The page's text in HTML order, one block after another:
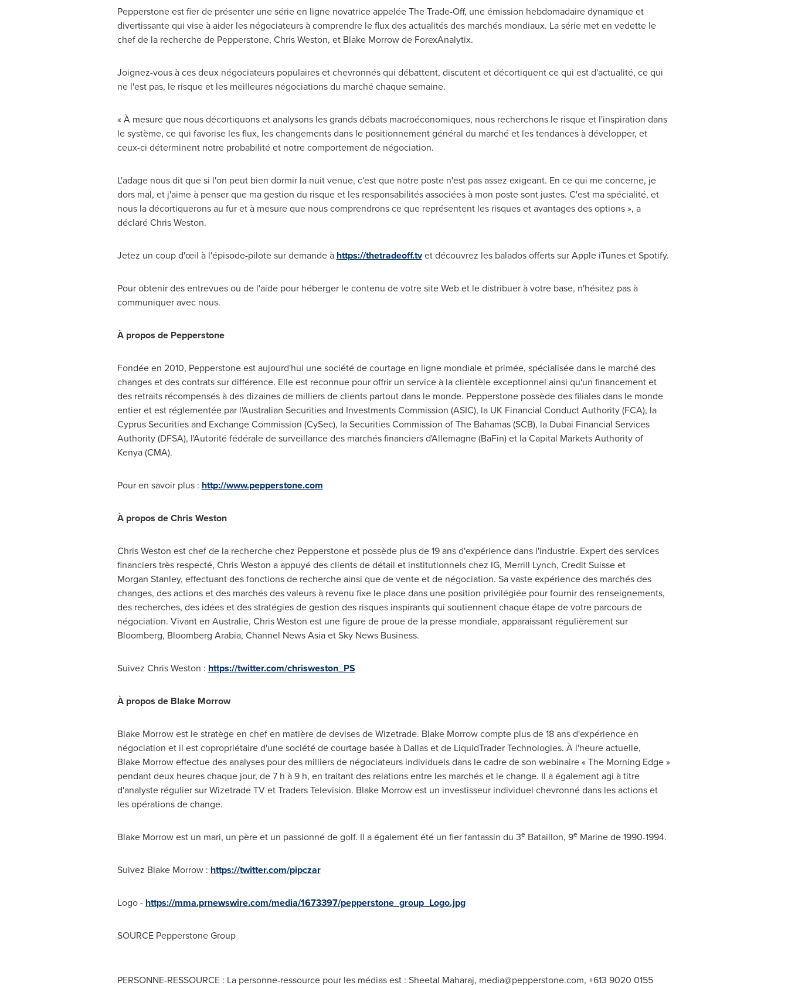
Pepperstone est fier de présenter une série en ligne novatrice appelée The Trade-Off, une émission hebdomadaire dynamique et
divertissante qui vise à aider les négociateurs à comprendre le flux des actualités des marchés mondiaux. La série met en vedette le
chef de la recherche de Pepperstone, Chris Weston, et Blake Morrow de ForexAnalytix.
Joignez-vous à ces deux négociateurs populaires et chevronnés qui débattent, discutent et décortiquent ce qui est d'actualité, ce qui
ne l'est pas, le risque et les meilleures négociations du marché chaque semaine.
« À mesure que nous décortiquons et analysons les grands débats macroéconomiques, nous recherchons le risque et l'inspiration dans
le système, ce qui favorise les flux, les changements dans le positionnement général du marché et les tendances à développer, et
ceux-ci déterminent notre probabilité et notre comportement de négociation.
L'adage nous dit que si l'on peut bien dormir la nuit venue, c'est que notre poste n'est pas assez exigeant. En ce qui me concerne, je
dors mal, et j'aime à penser que ma gestion du risque et les responsabilités associées à mon poste sont justes. C'est ma spécialité, et
nous la décortiquerons au fur et à mesure que nous comprendrons ce que représentent les risques et avantages des options », a
déclaré Chris Weston.
Jetez un coup d'œil à l'épisode-pilote sur demande à https://thetradeoff.tvet découvrez les balados offerts sur Apple iTunes et Spotify.
Pour obtenir des entrevues ou de l'aide pour héberger le contenu de votre site Web et le distribuer à votre base, n'hésitez pas à
communiquer avec nous.
À propos de Pepperstone
Fondée en 2010, Pepperstone est aujourd'hui une société de courtage en ligne mondiale et primée, spécialisée dans le marché des
changes et des contrats sur différence. Elle est reconnue pour offrir un service à la clientèle exceptionnel ainsi qu'un financement et
des retraits récompensés à des dizaines de milliers de clients partout dans le monde. Pepperstone possède des filiales dans le monde
entier et est réglementée par l'Australian Securities and Investments Commission (ASIC), la UK Financial Conduct Authority (FCA), la
Cyprus Securities and Exchange Commission (CySec), la Securities Commission of The Bahamas (SCB), la Dubai Financial Services
Authority (DFSA), l'Autorité fédérale de surveillance des marchés financiers d'Allemagne (BaFin) et la Capital Markets Authority of
Kenya (CMA).
Pour en savoir plus : http://www.pepperstone.com
À propos de Chris Weston
Chris Weston est chef de la recherche chez Pepperstone et possède plus de 19 ans d'expérience dans l'industrie. Expert des services
financiers très respecté, Chris Weston a appuyé des clients de détail et institutionnels chez IG, Merrill Lynch, Credit Suisse et
Morgan Stanley, effectuant des fonctions de recherche ainsi que de vente et de négociation. Sa vaste expérience des marchés des
changes, des actions et des marchés des valeurs à revenu fixe le place dans une position privilégiée pour fournir des renseignements,
des recherches, des idées et des stratégies de gestion des risques inspirants qui soutiennent chaque étape de votre parcours de
négociation. Vivant en Australie, Chris Weston est une figure de proue de la presse mondiale, apparaissant régulièrement sur
Bloomberg, Bloomberg Arabia, Channel News Asia et Sky News Business.
Suivez Chris Weston : https://twitter.com/chrisweston_PS
À propos de Blake Morrow
Blake Morrow est le stratège en chef en matière de devises de Wizetrade. Blake Morrow compte plus de 18 ans d'expérience en
négociation et il est copropriétaire d'une société de courtage basée à Dallaset de LiquidTrader Technologies. À l'heure actuelle,
Blake Morrow effectue des analyses pour des milliers de négociateurs individuels dans le cadre de son webinaire « The Morning Edge »
pendant deux heures chaque jour, de 7 h à 9 h, en traitant des relations entre les marchés et le change. Il a également agi à titre
d'analyste régulier sur Wizetrade TV et Traders Television. Blake Morrow est un investisseur individuel chevronné dans les actions et
les opérations de change.
Blake Morrow est un mari, un père et un passionné de golf. Il a également été un fier fantassin du 3eBataillon, 9eMarine de 1990-1994.
Suivez Blake Morrow : https://twitter.com/pipczar
Logo - https://mma.prnewswire.com/media/1673397/pepperstone_group_Logo.jpg
SOURCE Pepperstone Group
PERSONNE-RESSOURCE : La personne-ressource pour les médias est : Sheetal Maharaj, media@pepperstone.com, +613 9020 0155